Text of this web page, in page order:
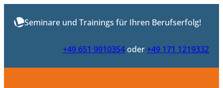
Inhalt
springen
Seminare und Trainings für Ihren Berufserfolg!
+49 651 9910354oder+49 171 1219332